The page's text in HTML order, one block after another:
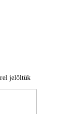
jelöltük